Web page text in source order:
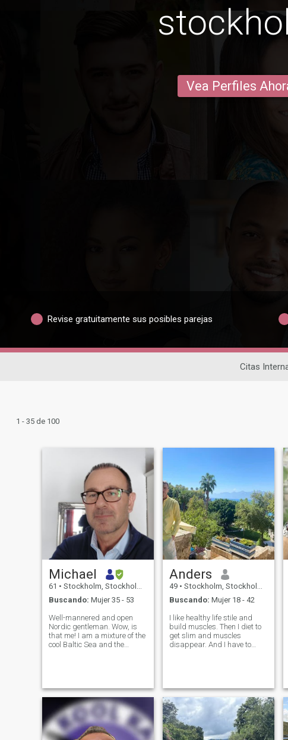
Vea Perfiles
Revise gratuitamente sus posibles parejas
Citas
1 - 35 de 100
Michael
61 • Stockholm, Stockholm, Suecia
Buscando: Mujer 35 - 53
Well-mannered and open
Nordic gentleman. Wow, is
that me! I am a mixture of the
cool Baltic Sea and the
option to choose :) I have an
active li
Anders
49 • Stockholm, Stockholm, Suecia
Buscando: Mujer 18 - 42
I like healthy life stile and
build muscles. Then I diet to
get slim and muscles
disappear. And I have to
travel, but I have a calm,
kind and ca